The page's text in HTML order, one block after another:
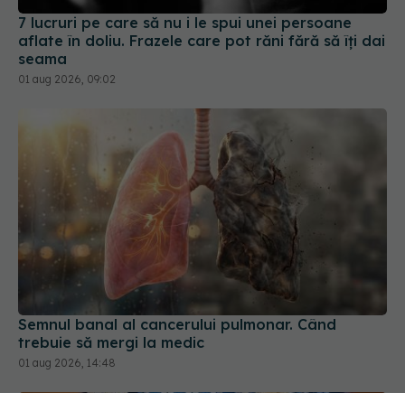
01 aug 2026, 09:02
Semnul banal al cancerului pulmonar. Când
trebuie să mergi la medic
01 aug 2026, 14:48